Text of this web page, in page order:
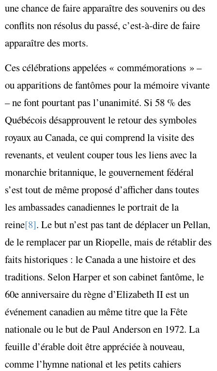
une chance de faire apparaître des souvenirs ou des
conflits non résolus du passé, c’est-à-dire de faire
apparaître des morts.
Ces célébrations appelées « commémorations » –
ou apparitions de fantômes pour la mémoire vivante
– ne font pourtant pas l’unanimité. Si 58 % des
Québécois désapprouvent le retour des symboles
royaux au Canada, ce qui comprend la visite des
revenants, et veulent couper tous les liens avec la
monarchie britannique, le gouvernement fédéral
s’est tout de même proposé d’afficher dans toutes
les ambassades canadiennes le portrait de la
reine[8]. Le but n’est pas tant de déplacer un Pellan,
de le remplacer par un Riopelle, mais de rétablir des
faits historiques : le Canada a une histoire et des
traditions. Selon Harper et son cabinet fantôme, le
60e anniversaire du règne d’Elizabeth II est un
événement canadien au même titre que la Fête
nationale ou le but de Paul Anderson en 1972. La
feuille d’érable doit être appréciée à nouveau,
comme l’hymne national et les petits cahiers